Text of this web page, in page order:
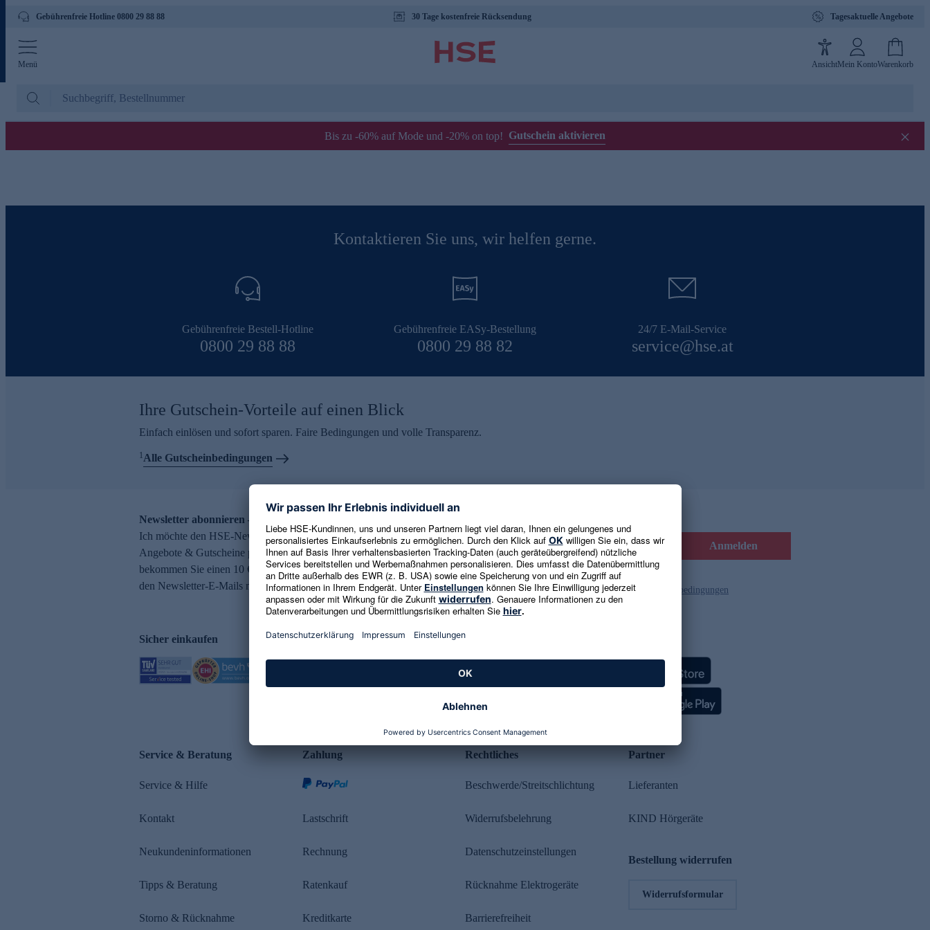
Gebührenfreie Hotline 0800 29 88 88 30 Tage kostenfreie Rücksendung Tagesaktuelle Angebote
Menü AnsichtMein KontoWarenkorb
Bis zu -60% auf Mode und -20% on top! Gutschein aktivieren
Kontaktieren Sie uns, wir helfen gerne.
Gebührenfreie Bestell-Hotline
0800 29 88 88
Gebührenfreie EASy-Bestellung
0800 29 88 82
24/7 E-Mail-Service
service@hse.at
Ihre Gutschein-Vorteile auf einen Blick
Einfach einlösen und sofort sparen. Faire Bedingungen und volle Transparenz.
1Alle Gutscheinbedingungen
Newsletter abonnieren – 10 € Gutschein erhalten
Ich möchte den HSE-Newsletter abonnieren und aktuelle Trends,
Angebote & Gutscheine per E-Mail erhalten. Als Dankeschön
bekommen Sie einen 10 € Gutschein. Eine Abmeldung ist jederzeit in
den Newsletter-E-Mails möglich.
E-Mail-Adresse eingeben Anmelden
Es gelten die Datenschutzrichtlinienund die Gutscheinbedingungen
Sicher einkaufen Kundenbewertung
Service & Beratung
Service & Hilfe
Kontakt
Neukundeninformationen
Tipps & Beratung
Storno & Rücknahme
Zahlung
Lastschrift
Rechnung
Ratenkauf
Kreditkarte
Rechtliches
Beschwerde/Streitschlichtung
Widerrufsbelehrung
Datenschutzeinstellungen
Rücknahme Elektrogeräte
Barrierefreiheit
Partner
Lieferanten
KIND Hörgeräte
Bestellung widerrufen
Widerrufsformular